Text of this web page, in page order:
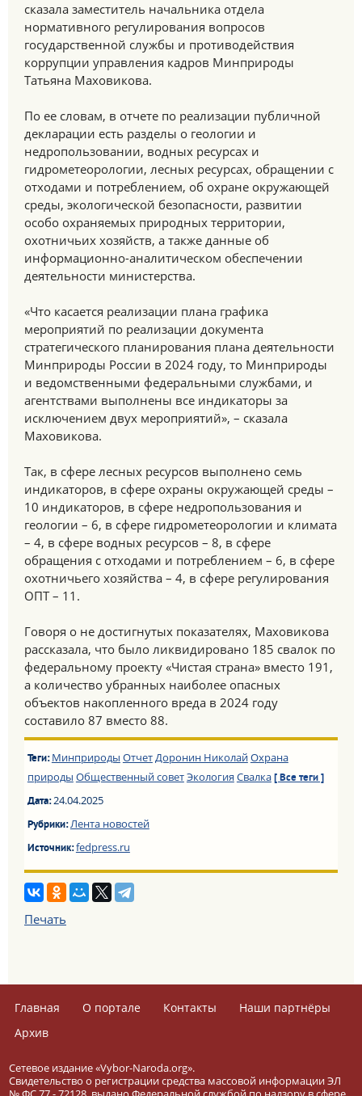
сказала заместитель начальника отдела
нормативного регулирования вопросов
государственной службы и противодействия
коррупции управления кадров Минприроды
Татьяна Маховикова.
По ее словам, в отчете по реализации публичной
декларации есть разделы о геологии и
недропользовании, водных ресурсах и
гидрометеорологии, лесных ресурсах, обращении с
отходами и потреблением, об охране окружающей
среды, экологической безопасности, развитии
особо охраняемых природных территории,
охотничьих хозяйств, а также данные об
информационно-аналитическом обеспечении
деятельности министерства.
«Что касается реализации плана графика
мероприятий по реализации документа
стратегического планирования плана деятельности
Минприроды России в 2024 году, то Минприроды
и ведомственными федеральными службами, и
агентствами выполнены все индикаторы за
исключением двух мероприятий», – сказала
Маховикова.
Так, в сфере лесных ресурсов выполнено семь
индикаторов, в сфере охраны окружающей среды –
10 индикаторов, в сфере недропользования и
геологии – 6, в сфере гидрометеорологии и климата
– 4, в сфере водных ресурсов – 8, в сфере
обращения с отходами и потреблением – 6, в сфере
охотничьего хозяйства – 4, в сфере регулирования
ОПТ – 11.
Говоря о не достигнутых показателях, Маховикова
рассказала, что было ликвидировано 185 свалок по
федеральному проекту «Чистая страна» вместо 191,
а количество убранных наиболее опасных
объектов накопленного вреда в 2024 году
составило 87 вместо 88.
Теги: Минприроды ОтчетДоронин НиколайОхрана
природы Общественный советЭкология Свалка [ Все теги ]
Дата:24.04.2025
Рубрики:Лента новостей
Источник:fedpress.ru
Печать
Главная О портале Контакты
Наши партнёры
Архив
Сетевое издание «Vybor-Naroda.org».
Свидетельство о регистрации средства массовой информации ЭЛ